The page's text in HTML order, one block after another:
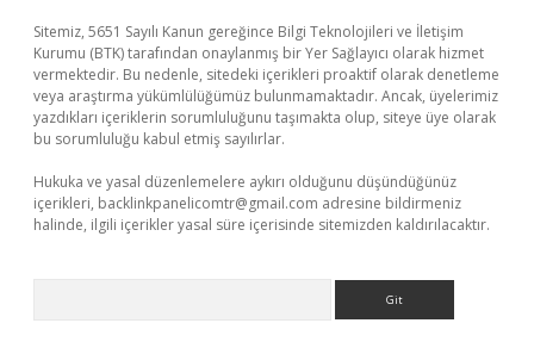
Sitemiz, 5651 Sayılı Kanun gereğince Bilgi Teknolojileri ve İletişim
Kurumu (BTK) tarafından onaylanmış bir Yer Sağlayıcı olarak hizmet
vermektedir. Bu nedenle, sitedeki içerikleri proaktif olarak denetleme
veya araştırma yükümlülüğümüz bulunmamaktadır. Ancak, üyelerimiz
yazdıkları içeriklerin sorumluluğunu taşımakta olup, siteye üye olarak
bu sorumluluğu kabul etmiş sayılırlar.
Hukuka ve yasal düzenlemelere aykırı olduğunu düşündüğünüz
içerikleri, backlinkpanelicomtr@gmail.com adresine bildirmeniz
halinde, ilgili içerikler yasal süre içerisinde sitemizden kaldırılacaktır.